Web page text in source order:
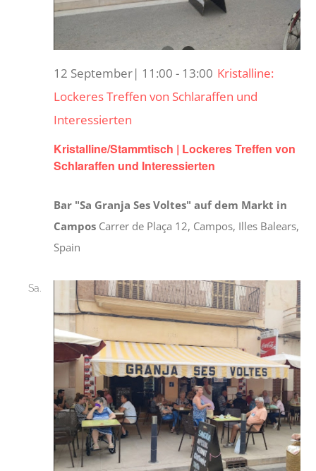
Kristalline/Stammtisch | Lockeres Treffen von
Schlaraffen und Interessierten
12 September| 11:00 - 13:00 Kristalline:
Lockeres Treffen von Schlaraffen und
Interessierten
Bar "Sa Granja Ses Voltes" auf dem Markt in
Campos Carrer de Plaça 12, Campos, Illes Balears,
Spain
Sa.